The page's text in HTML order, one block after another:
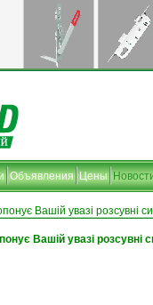
Объявления Цены
Вашій увазі розсувні
Вашій увазі розсувні